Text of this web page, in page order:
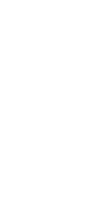
נוסף, כאשר ביום
מופעים במסגרת 'עיר הנוער'